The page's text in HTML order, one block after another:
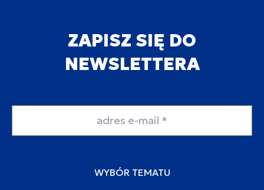
ZAPISZ SIĘ DO
NEWSLETTERA
WYBÓR TEMATU